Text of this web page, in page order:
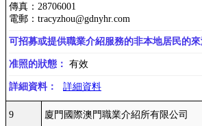
傳真：28706001
電郵：tracyzhou@gdnyhr.com
可招募或提供職業介紹服務的非本地居民的來
准照的狀態： 有效
詳細資料： 詳細資料
9 廈門國際澳門職業介紹所有限公司